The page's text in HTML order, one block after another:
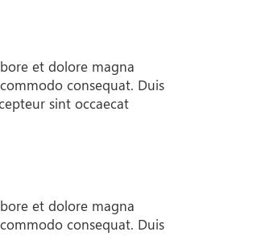
et dolore magna
consequat. Duis
sint occaecat
et dolore magna
consequat. Duis